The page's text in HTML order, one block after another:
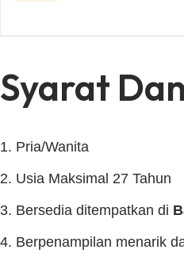
Syarat
Pria/Wanita
Usia Maksimal 27 Tahun
Bersedia ditempatkan di
Berpenampilan menarik